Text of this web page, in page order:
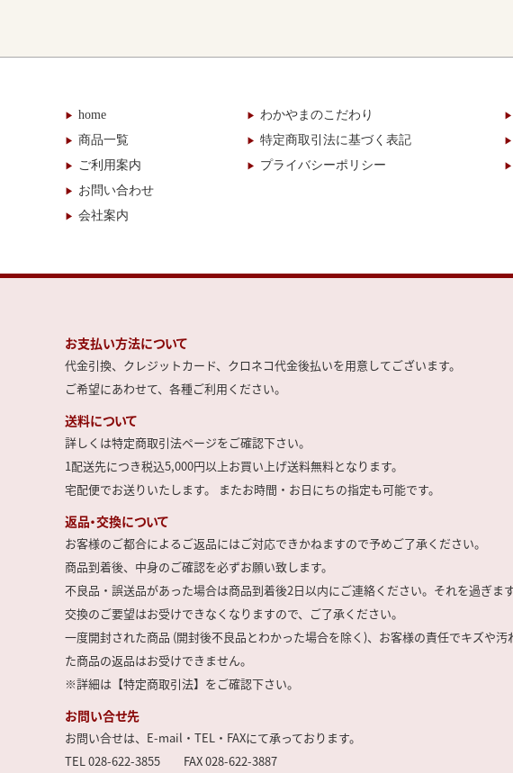
home
商品一覧
ご利用案内
お問い合わせ
会社案内
わかやまのこだわり
特定商取引法に基づく表記
プライバシーポリシー
お支払い方法について
代金引換、クレジットカード、クロネコ代金後払いを用意してございます。
ご希望にあわせて、各種ご利用ください。
送料について
詳しくは特定商取引法ページをご確認下さい。
1配送先につき税込5,000円以上お買い上げ送料無料となります。
宅配便でお送りいたします。 またお時間・お日にちの指定も可能です。
返品・交換について
お客様のご都合によるご返品にはご対応できかねますので予めご了承ください。
商品到着後、中身のご確認を必ずお願い致します。
不良品・誤送品があった場合は商品到着後2日以内にご連絡ください。それを過ぎま
交換のご要望はお受けできなくなりますので、ご了承ください。
一度開封された商品 (開封後不良品とわかった場合を除く)、お客様の責任でキズや汚
た商品の返品はお受けできません。
※詳細は【特定商取引法】をご確認下さい。
お問い合せ先
お問い合せは、E-mail・TEL・FAXにて承っております。
TEL 028-622-3855 FAX 028-622-3887